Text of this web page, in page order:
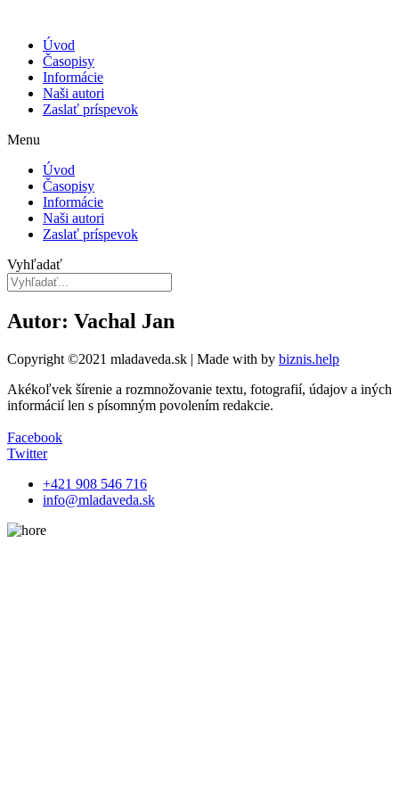
Úvod
Časopisy
Informácie
Naši autori
Zaslať príspevok
Menu
Úvod
Časopisy
Informácie
Naši autori
Zaslať príspevok
Vyhľadať
Autor: Vachal Jan
Copyright ©2021 mladaveda.sk | Made with by biznis.help
Akékoľvek šírenie a rozmnožovanie textu, fotografií, údajov a iných
informácií len s písomným povolením redakcie.
Facebook
Twitter
+421 908 546 716
info@mladaveda.sk